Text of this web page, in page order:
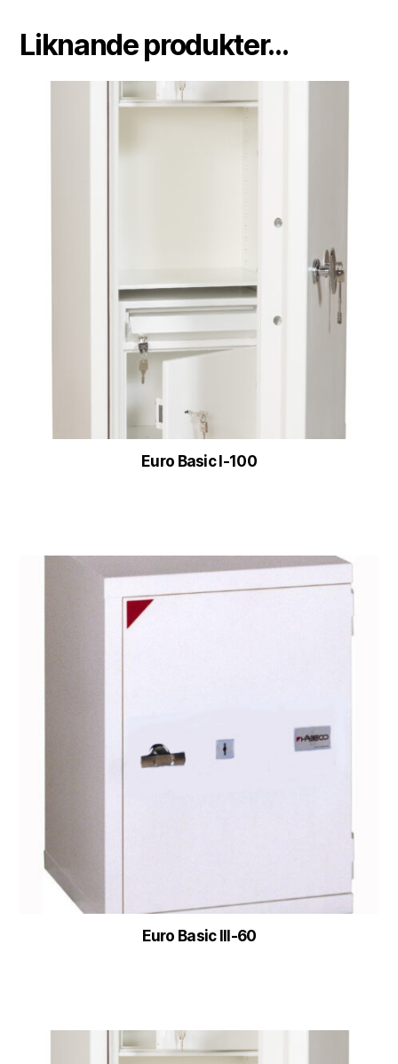
Liknande produkter...
Euro Basic I-100
Euro Basic III-60